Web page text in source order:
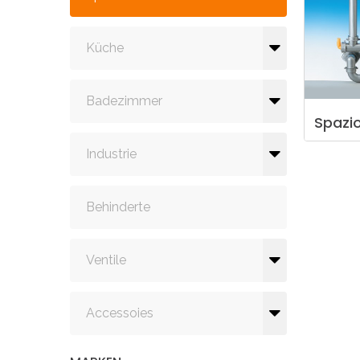
Küche
Badezimmer
Industrie
Behinderte
Ventile
Accessoies